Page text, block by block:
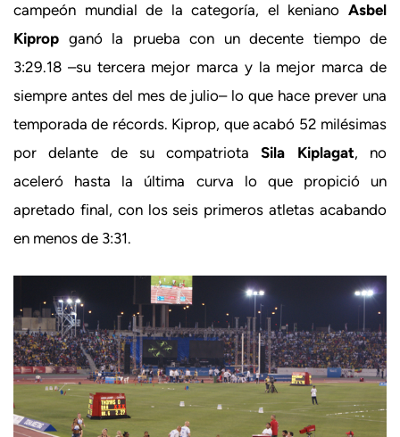
campeón mundial de la categoría, el keniano Asbel
Kiprop ganó la prueba con un decente tiempo de
3:29.18 –su tercera mejor marca y la mejor marca de
siempre antes del mes de julio– lo que hace prever una
temporada de récords. Kiprop, que acabó 52 milésimas
por delante de su compatriotaSila Kiplagat, no
aceleró hasta la última curva lo que propició un
apretado final, con los seis primeros atletas acabando
en menos de 3:31.